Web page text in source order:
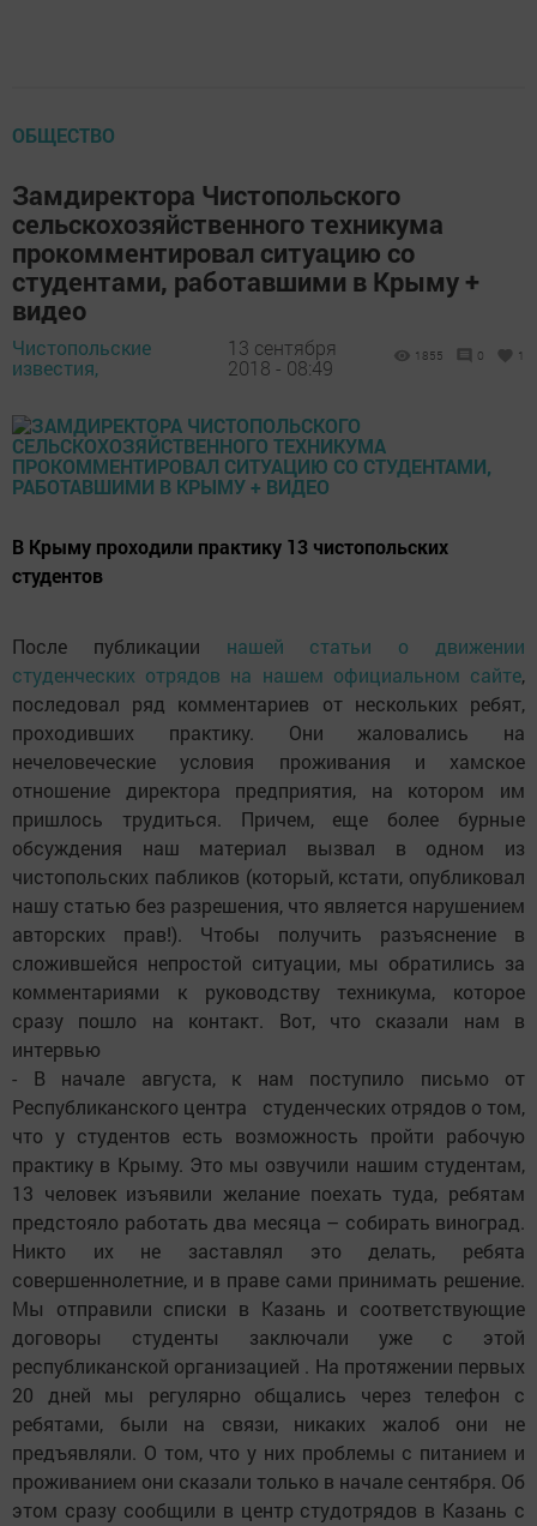
ОБЩЕСТВО
Замдиректора Чистопольского
сельскохозяйственного техникума
прокомментировал ситуацию со
студентами, работавшими в Крыму +
видео
Чистопольские
известия,
13 сентября
2018 - 08:49
1855 0 1
В Крыму проходили практику 13 чистопольских
студентов
После публикации нашей статьи о движении
студенческих отрядов на нашем официальном сайте,
последовал ряд комментариев от нескольких ребят,
проходивших практику. Они жаловались на
нечеловеческие условия проживания и хамское
отношение директора предприятия, на котором им
пришлось трудиться. Причем, еще более бурные
обсуждения наш материал вызвал в одном из
чистопольских пабликов (который, кстати, опубликовал
нашу статью без разрешения, что является нарушением
авторских прав!). Чтобы получить разъяснение в
сложившейся непростой ситуации, мы обратились за
комментариями к руководству техникума, которое
сразу пошло на контакт. Вот, что сказали нам в
интервью
- В начале августа, к нам поступило письмо от
Республиканского центра студенческих отрядов о том,
что у студентов есть возможность пройти рабочую
практику в Крыму. Это мы озвучили нашим студентам,
13 человек изъявили желание поехать туда, ребятам
предстояло работать два месяца – собирать виноград.
Никто их не заставлял это делать, ребята
совершеннолетние, и в праве сами принимать решение.
Мы отправили списки в Казань и соответствующие
договоры студенты заключали уже с этой
республиканской организацией . На протяжении первых
20 дней мы регулярно общались через телефон с
ребятами, были на связи, никаких жалоб они не
предъявляли. О том, что у них проблемы с питанием и
проживанием они сказали только в начале сентября. Об
этом сразу сообщили в центр студотрядов в Казань с